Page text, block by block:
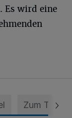
Es wird eine
Zum Thema